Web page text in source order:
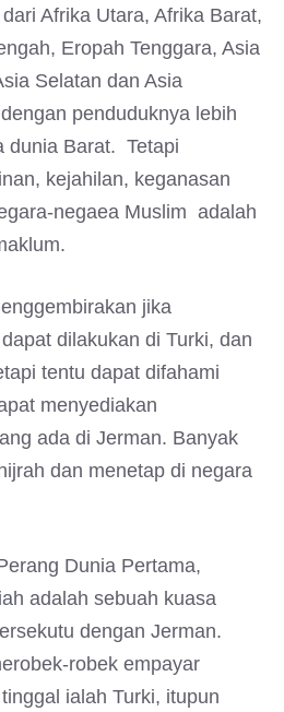
Afrika Utara, Afrika Barat,
Eropah Tenggara, Asia
Selatan dan Asia
penduduknya lebih
dunia Barat. Tetapi
kejahilan, keganasan
negaea Muslim adalah
jika
dilakukan di Turki, dan
tentu dapat difahami
menyediakan
ada di Jerman. Banyak
dan menetap di negara
Dunia Pertama,
adalah sebuah kuasa
dengan Jerman.
robek empayar
ialah Turki, itupun